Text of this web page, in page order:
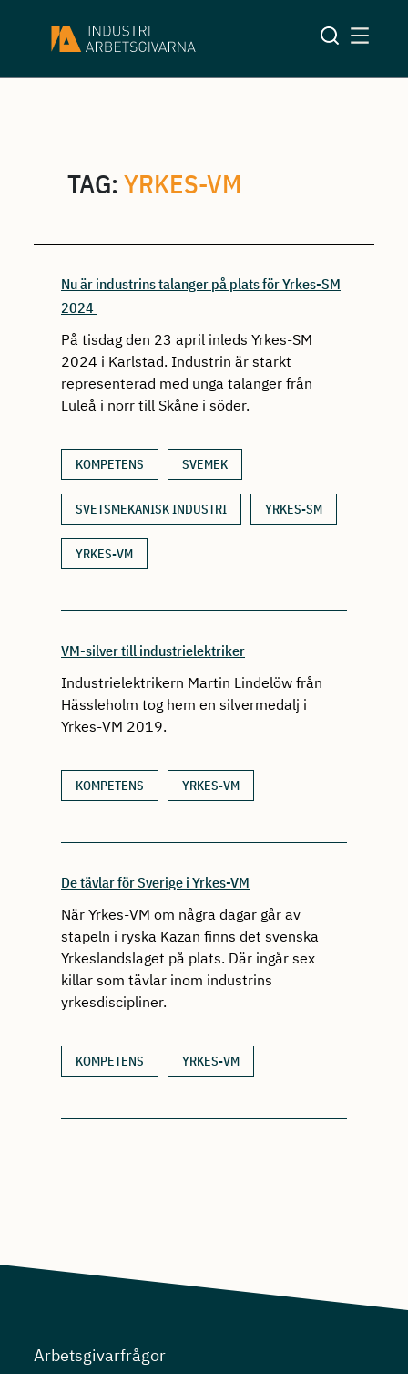
TAG: YRKES-VM
Nu är industrins talanger på plats för Yrkes-SM
2024
På tisdag den 23 april inleds Yrkes-SM
2024 i Karlstad. Industrin är starkt
representerad med unga talanger från
Luleå i norr till Skåne i söder.
KOMPETENS SVEMEK
SVETSMEKANISK INDUSTRI YRKES-SM
YRKES-VM
VM-silver till industrielektriker
Industrielektrikern Martin Lindelöw från
Hässleholm tog hem en silvermedalj i
Yrkes-VM 2019.
KOMPETENS YRKES-VM
De tävlar för Sverige i Yrkes-VM
När Yrkes-VM om några dagar går av
stapeln i ryska Kazan finns det svenska
Yrkeslandslaget på plats. Där ingår sex
killar som tävlar inom industrins
yrkesdiscipliner.
KOMPETENS YRKES-VM
Arbetsgivarfrågor